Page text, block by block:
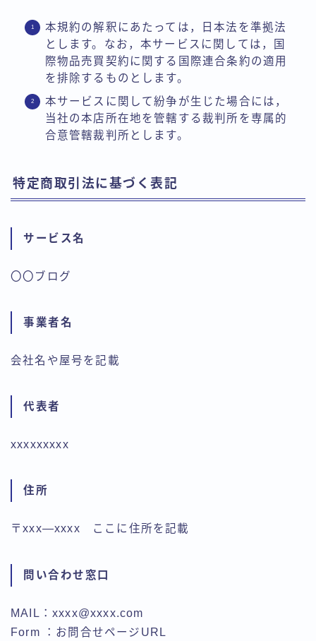
本規約の解釈にあたっては，日本法を準拠法
とします。なお，本サービスに関しては，国
際物品売買契約に関する国際連合条約の適用
を排除するものとします。
本サービスに関して紛争が生じた場合には，
当社の本店所在地を管轄する裁判所を専属的
合意管轄裁判所とします。
特定商取引法に基づく表記
サービス名
〇〇ブログ
事業者名
会社名や屋号を記載
代表者
xxxxxxxxx
住所
〒xxx―xxxx ここに住所を記載
問い合わせ窓口
MAIL：xxxx@xxxx.com
Form ：お問合せページURL